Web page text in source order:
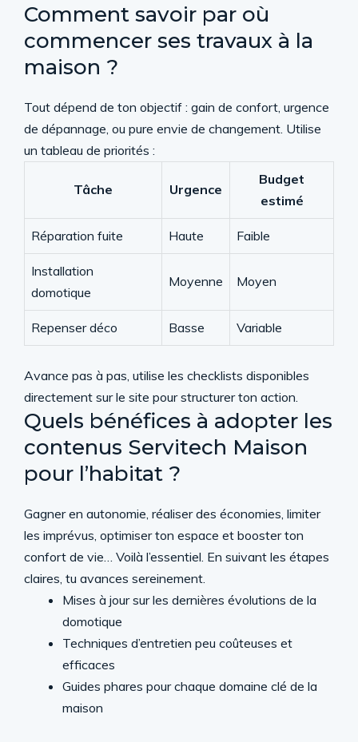
Comment savoir par où
commencer ses travaux à la
maison ?
Tout dépend de ton objectif : gain de confort, urgence
de dépannage, ou pure envie de changement. Utilise
un tableau de priorités :
Tâche Urgence
Budget
estimé
Réparation fuite Haute Faible
Installation
domotique
Moyenne Moyen
Repenser déco Basse Variable
Avance pas à pas, utilise les checklists disponibles
directement sur le site pour structurer ton action.
Quels bénéfices à adopter les
contenus Servitech Maison
pour l’habitat ?
Gagner en autonomie, réaliser des économies, limiter
les imprévus, optimiser ton espace et booster ton
confort de vie… Voilà l’essentiel. En suivant les étapes
claires, tu avances sereinement.
Mises à jour sur les dernières évolutions de la
domotique
Techniques d’entretien peu coûteuses et
efficaces
Guides phares pour chaque domaine clé de la
maison